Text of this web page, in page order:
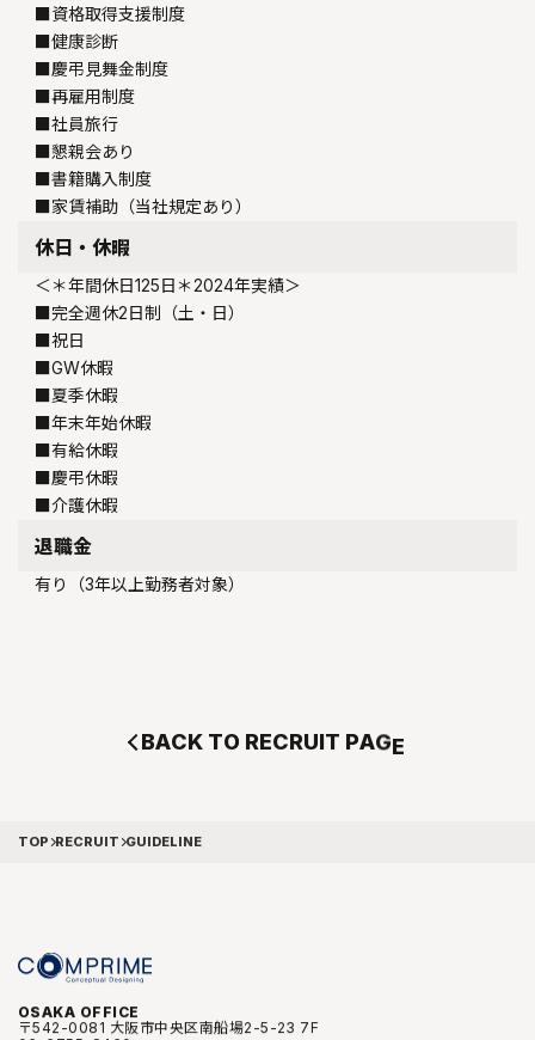
■資格取得支援制度
■健康診断
■慶弔見舞金制度
■再雇用制度
■社員旅行
■懇親会あり
■書籍購入制度
■家賃補助（当社規定あり）
休日・休暇
＜＊年間休日125日＊2024年実績＞
■完全週休2日制（土・日）
■祝日
■GW休暇
■夏季休暇
■年末年始休暇
■有給休暇
■慶弔休暇
■介護休暇
退職金
有り（3年以上勤務者対象）
BACK TO RECRUIT PAGE
TOP RECRUIT GUIDELINE
OSAKA OFFICE
〒542-0081 大阪市中央区南船場2-5-23 7F